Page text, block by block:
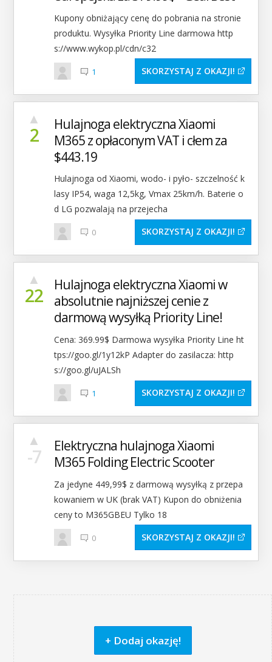
Kupony obniżający cenę do pobrania na stronie
produktu. Wysyłka Priority Line darmowa http
s://www.wykop.pl/cdn/c32
1 SKORZYSTAJ Z OKAZJI
2
▲
Hulajnoga elektryczna Xiaomi
M365 z opłaconym VAT i cłem za
$443.19
Hulajnoga od Xiaomi, wodo- i pyło- szczelność k
lasy IP54, waga 12,5kg, Vmax 25km/h. Baterie o
d LG pozwalają na przejecha
0 SKORZYSTAJ Z OKAZJI
22
▲
Hulajnoga elektryczna Xiaomi w
absolutnie najniższej cenie z
darmową wysyłką Priority Line!
Cena: 369.99$ Darmowa wysyłka Priority Line ht
tps://goo.gl/1y12kP Adapter do zasilacza: http
s://goo.gl/uJALSh
1 SKORZYSTAJ Z OKAZJI
-7
▲
Elektryczna hulajnoga Xiaomi
M365 Folding Electric Scooter
Za jedyne 449,99$ z darmową wysyłką z przepa
kowaniem w UK (brak VAT) Kupon do obniżenia
ceny to M365GBEU Tylko 18
0 SKORZYSTAJ Z OKAZJI
+ Dodaj okazję!